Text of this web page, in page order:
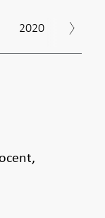
2020